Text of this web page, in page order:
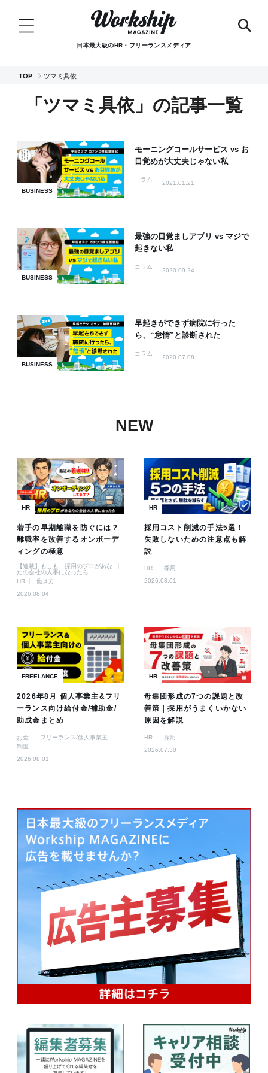
日本最大級のHR・フリーランスメディア
TOP ツマミ具依
「ツマミ具依」の記事一覧
BUSINESS
モーニングコールサービス vs お
目覚めが大丈夫じゃない私
コラム
2021.01.21
BUSINESS
最強の目覚ましアプリ vs マジで
起きない私
コラム
2020.09.24
BUSINESS
早起きができず病院に行った
ら、“怠惰”と診断された
コラム
2020.07.08
NEW
HR
若手の早期離職を防ぐには？
離職率を改善するオンボーデ
ィングの極意
【連載】もしも、採用のプロがあな
たの会社の人事になったら
HR
働き方
2026.08.04
HR
採用コスト削減の手法5選！
失敗しないための注意点も解
説
HR
採用
2026.08.01
FREELANCE
2026年8月 個人事業主&フリ
ーランス向け給付金/補助金/
助成金まとめ
お金
フリーランス/個人事業主
制度
2026.08.01
HR
母集団形成の7つの課題と改
善策｜採用がうまくいかない
原因を解説
HR
採用
2026.07.30